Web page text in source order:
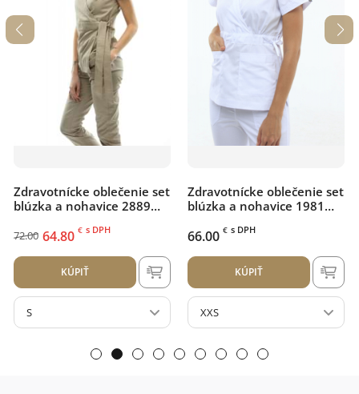
Zdravotnícke oblečenie set
blúzka a nohavice 1981
66.00 s DPH
KÚPIŤ
XXS
Zdravotnícke oblečenie set
blúzka a nohavice 1981
66.00 € s DPH
KÚPIŤ
M